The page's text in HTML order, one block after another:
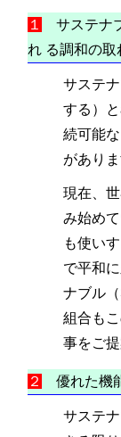
１
サステナ
れ る調和の取
サステ
する）
続可能
がありま
現在、
み始め
も使い
で平和
ナブル
組合も
事をご提
２ 優れた機
サステ